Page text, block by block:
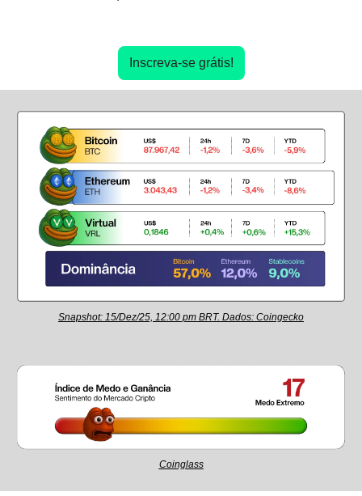
Inscreva-se grátis!
Snapshot: 15/Dez/25, 12:00 pm BRT. Dados: Coingecko
Coinglass